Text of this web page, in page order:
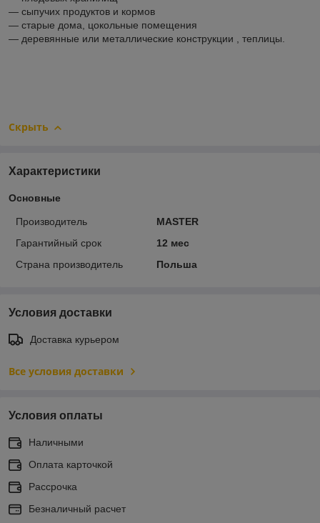
― сыпучих продуктов и кормов
― старые дома, цокольные помещения
― деревянные или металлические конструкции , теплицы.
Скрыть
Характеристики
Основные
Производитель
MASTER
Гарантийный срок
12 мес
Страна производитель
Польша
Условия доставки
Доставка курьером
Все условия доставки
Условия оплаты
Наличными
Оплата карточкой
Рассрочка
Безналичный расчет